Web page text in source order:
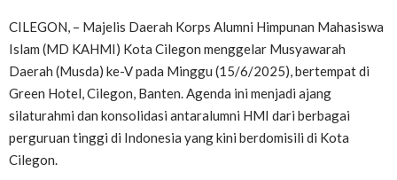
CILEGON, – Majelis Daerah Korps Alumni Himpunan Mahasiswa
Islam (MD KAHMI) Kota Cilegon menggelar Musyawarah
Daerah (Musda) ke-V pada Minggu (15/6/2025), bertempat di
Green Hotel, Cilegon, Banten. Agenda ini menjadi ajang
silaturahmi dan konsolidasi antaralumni HMI dari berbagai
perguruan tinggi di Indonesia yang kini berdomisili di Kota
Cilegon.